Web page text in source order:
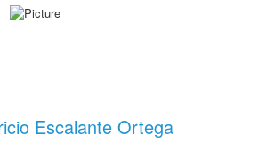
Escalante Ortega